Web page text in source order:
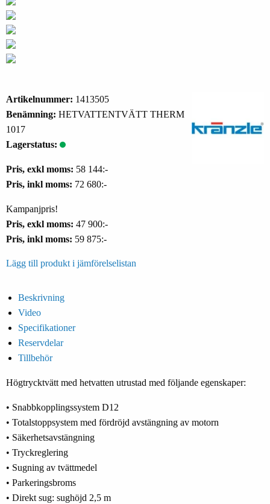
Artikelnummer: 1413505
Benämning: HETVATTENTVÄTT THERM
1017
Lagerstatus:
Pris, exkl moms: 58 144:-
Pris, inkl moms: 72 680:-
Kampanjpris!
Pris, exkl moms: 47 900:-
Pris, inkl moms: 59 875:-
Lägg till produkt i jämförelselistan
Beskrivning
Video
Specifikationer
Reservdelar
Tillbehör
Högtrycktvätt med hetvatten utrustad med följande egenskaper:
• Snabbkopplingssystem D12
• Totalstoppsystem med fördröjd avstängning av motorn
• Säkerhetsavstängning
• Tryckreglering
• Sugning av tvättmedel
• Parkeringsbroms
• Direkt sug: sughöjd 2,5 m